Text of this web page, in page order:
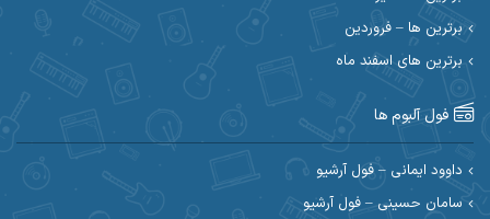
احسان رمضانی احسان علیانی
احسان کریمی احسان کمری
احسان مرادیان احمد اسلامی
احمد بیرانوند
احمد صحراییان
برترین ها – فروردین
برترین های اسفند ماه
فول آلبوم ها
داوود ایمانی – فول آرشیو
سامان حسینی – فول آرشیو